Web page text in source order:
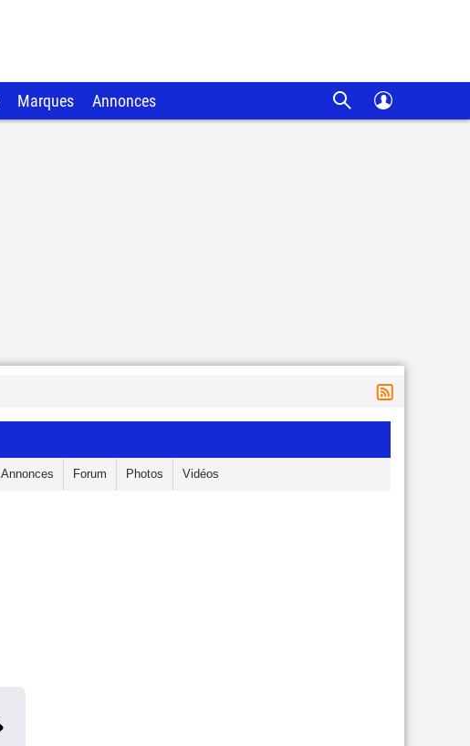
Marques Annonces
Annonces Forum Photos Vidéos